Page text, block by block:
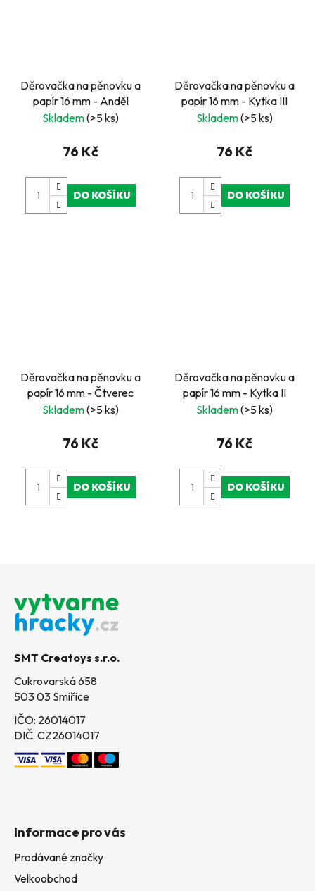
Děrovačka na pěnovku a
papír 16 mm - Anděl
Skladem(>5 ks)
76 Kč
DO KOŠÍKU
Děrovačka na pěnovku a
papír 16 mm - Kytka III
Skladem(>5 ks)
76 Kč
DO KOŠÍKU
Děrovačka na pěnovku a
papír 16 mm - Čtverec
Skladem(>5 ks)
76 Kč
DO KOŠÍKU
Děrovačka na pěnovku a
papír 16 mm - Kytka II
Skladem(>5 ks)
76 Kč
DO KOŠÍKU
SMT Creatoys s.r.o.
Cukrovarská 658
503 03 Smiřice
IČO: 26014017
DIČ: CZ26014017
Informace pro vás
Prodávané značky
Velkoobchod